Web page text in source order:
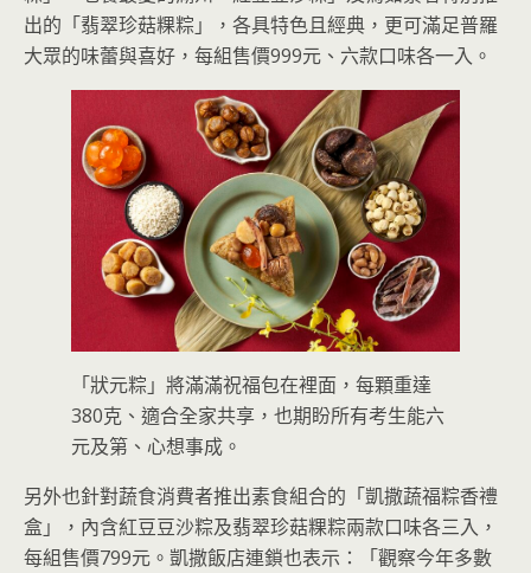
出的「翡翠珍菇粿粽」，各具特色且經典，更可滿足普羅
大眾的味蕾與喜好，每組售價999元、六款口味各一入。
「狀元粽」將滿滿祝福包在裡面，每顆重達
380克、適合全家共享，也期盼所有考生能六
元及第、心想事成。
另外也針對蔬食消費者推出素食組合的「凱撒蔬福粽香禮
盒」，內含紅豆豆沙粽及翡翠珍菇粿粽兩款口味各三入，
每組售價799元。凱撒飯店連鎖也表示：「觀察今年多數